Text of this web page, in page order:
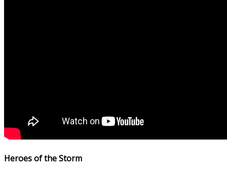
Heroes of the Storm